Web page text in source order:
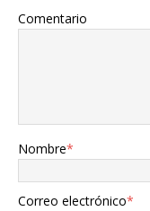
Comentario
Nombre*
Correo electrónico*